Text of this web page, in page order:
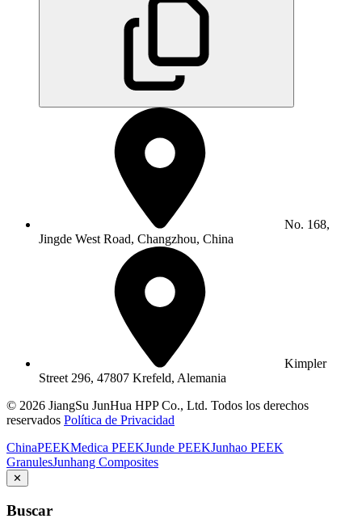
No. 168,
Jingde West Road, Changzhou, China
Kimpler
Street 296, 47807 Krefeld, Alemania
© 2026 JiangSu JunHua HPP Co., Ltd. Todos los derechos
reservados Política de Privacidad
ChinaPEEKMedica PEEKJunde PEEKJunhao PEEK
GranulesJunhang Composites
✕
Buscar